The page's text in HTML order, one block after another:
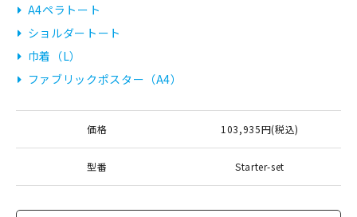
A4ペラトート
ショルダートート
巾着（L）
ファブリックポスター（A4）
価格 103,935円(税込)
型番 Starter-set